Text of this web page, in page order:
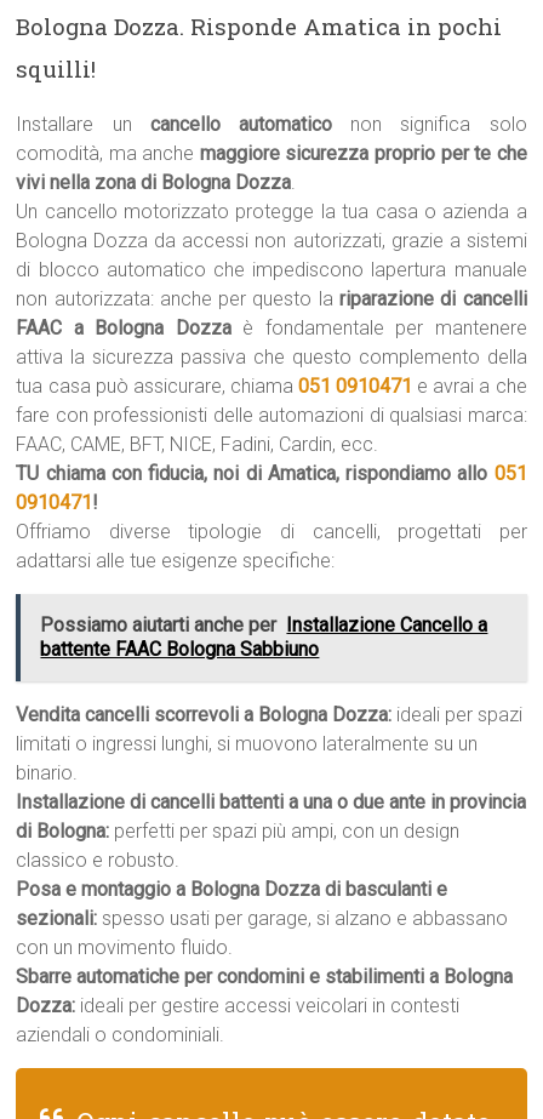
Bologna Dozza. Risponde Amatica in pochi
squilli!
Installare un cancello automatico non significa solo
comodità, ma anche maggiore sicurezza proprio per te che
vivi nella zona di Bologna Dozza.
Un cancello motorizzato protegge la tua casa o azienda a
Bologna Dozza da accessi non autorizzati, grazie a sistemi
di blocco automatico che impediscono lapertura manuale
non autorizzata: anche per questo lariparazione di cancelli
FAAC a Bologna Dozzaè fondamentale per mantenere
attiva la sicurezza passiva che questo complemento della
tua casa può assicurare, chiama 051 0910471 e avrai a che
fare con professionisti delle automazioni di qualsiasi marca:
FAAC, CAME, BFT, NICE, Fadini, Cardin, ecc.
TU chiama con fiducia, noi di Amatica, rispondiamo allo 051
0910471!
Offriamo diverse tipologie di cancelli, progettati per
adattarsi alle tue esigenze specifiche:
Possiamo aiutarti anche per Installazione Cancello a
battente FAAC Bologna Sabbiuno
Vendita cancelli scorrevoli a Bologna Dozza: ideali per spazi
limitati o ingressi lunghi, si muovono lateralmente su un
binario.
Installazione di cancelli battenti a una o due ante in provincia
di Bologna: perfetti per spazi più ampi, con un design
classico e robusto.
Posa e montaggio a Bologna Dozza di basculanti e
sezionali: spesso usati per garage, si alzano e abbassano
con un movimento fluido.
Sbarre automatiche per condomini e stabilimenti a Bologna
Dozza: ideali per gestire accessi veicolari in contesti
aziendali o condominiali.